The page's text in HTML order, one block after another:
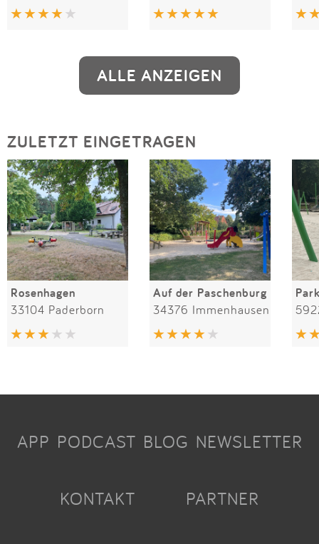
ALLE ANZEIGEN
ZULETZT EINGETRAGEN
Rosenhagen
33104 Paderborn
Auf der Paschenburg
34376 Immenhausen
APP PODCAST BLOG NEWSLETTER
KONTAKT PARTNER